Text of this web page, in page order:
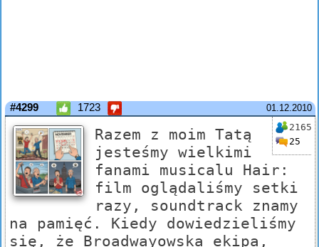
01.12.2010
#4299 1723
2165
25
Razem z moim Tatą
jesteśmy wielkimi
fanami musicalu Hair:
film oglądaliśmy setki
razy, soundtrack znamy
na pamięć. Kiedy dowiedzieliśmy
się, że Broadwayowska ekipa,